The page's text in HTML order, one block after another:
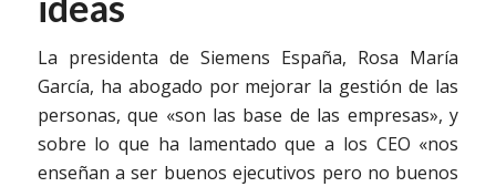
La presidenta de Siemens España, Rosa María
García, ha abogado por mejorar la gestión de las
personas, que «son las base de las empresas», y
sobre lo que ha lamentado que a los CEO «nos
enseñan a ser buenos ejecutivos pero no buenos